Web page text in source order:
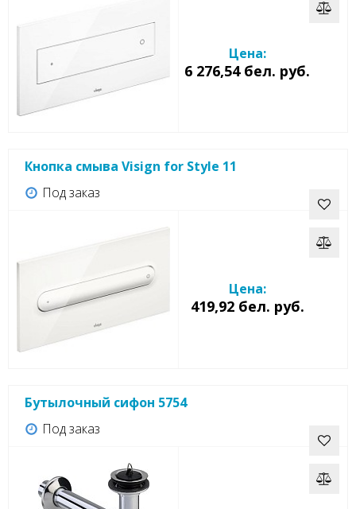
Цена:
6 276,54 бел. руб.
Под заказ
Кнопка смыва Visign for Style 11
Цена:
419,92 бел. руб.
Под заказ
Бутылочный сифон 5754